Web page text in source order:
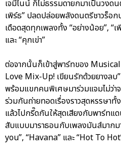
เจมีไนน์ ก็ไม่ธรรมดายกมาเป็นวงด
เพิร์ธ” ปลดปล่อยพลังดนตรีชาวร็อ
เดือดสุดทุกเพลงทั้ง “อย่างน้อย”, “
และ “คุกเข่า”
ต่อจากนั้นก็เข้าสู่พาร์ทของ
Love Mix-Up! เขียนรักด้วยยางลบ
พร้อมแขกคนพิเศษมาร่วมแจมไม่ว่า
ร่วมกันถ่ายทอดเรื่องราวสุดหรรษา
แล้วไปกรี๊ดกันให้สุดเสียงกับพาร์ท
สับแบบมาราธอนกับเพลงมันส์มาก
you”, “Havana” และ “Hot To